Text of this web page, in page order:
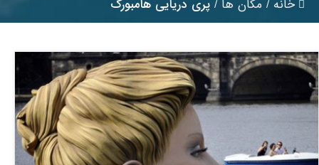
خانه/ مکان ها/ پری دریایی هامبورگ